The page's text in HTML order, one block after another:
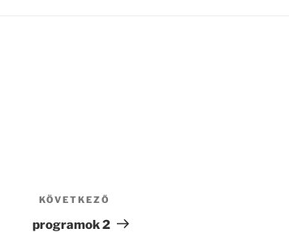
bejegyzés
KÖVETKEZŐ
programok 2